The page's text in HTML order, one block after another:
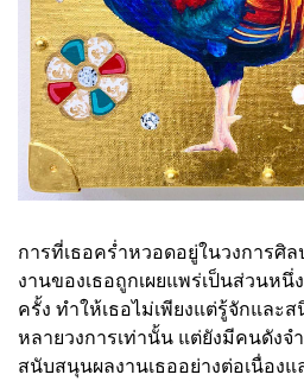
การที่เธอคร่ำหวอดอยู่ในวงการศิ
งานของเธอถูกเผยแพร่เป็นส่วนหนึ่
ครั้ง ทำให้เธอไม่เพียงแต่รู้จักแล
หลายวงการเท่านั้น แต่ยังมีคนดัง
สนับสนุนผลงานเธออย่างต่อเนื่อง